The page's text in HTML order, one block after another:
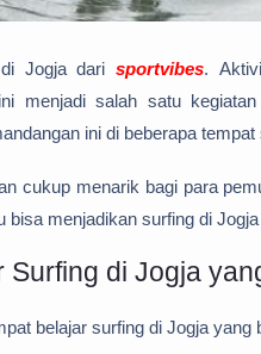
Jogja dari sportvibes.
menjadi salah satu
ini di beberapa
cukup menarik bagi para
menjadikan surfing di
di Jogja
belajar surfing di Jogja yang